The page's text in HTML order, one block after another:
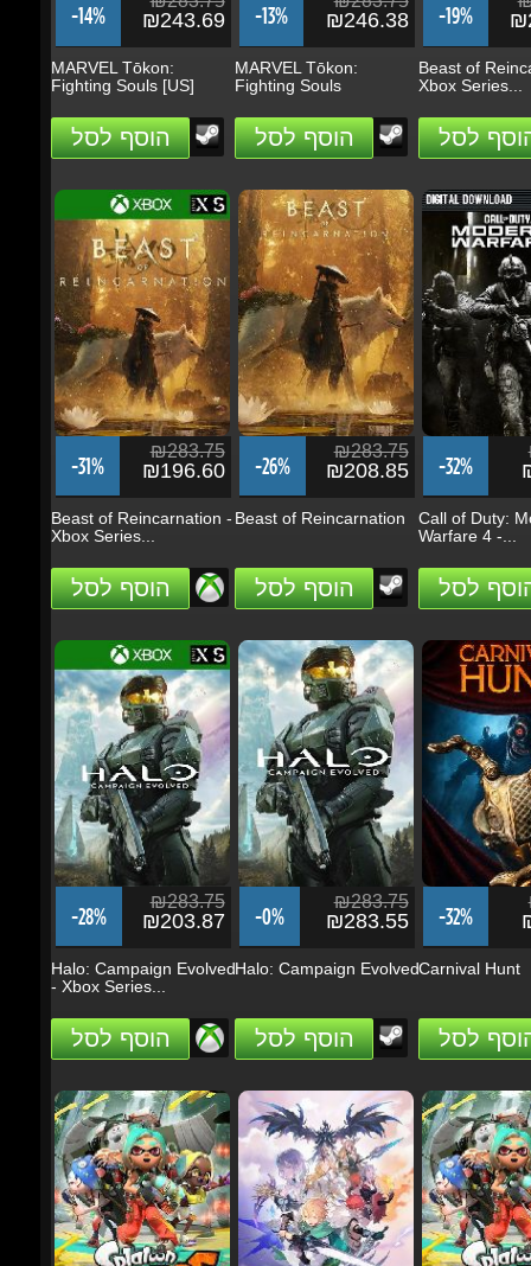
הוסף לסל הוסף לסל הוסף לסל
-31%
₪283.75
₪196.60
Beast of Reincarnation -
Xbox Series...
הוסף לסל
-26%
₪283.75
₪208.85
Beast of Reincarnation
הוסף לסל
-32%
Call of Duty:
Warfare 4 -...
הוסף לסל
-28%
₪283.75
₪203.87
Halo: Campaign Evolved
- Xbox Series...
הוסף לסל
-0%
₪283.75
₪283.55
Halo: Campaign Evolved
הוסף לסל
-32%
Carnival Hunt
הוסף לסל
-3%
₪236.46
₪228.77 -23%
₪141.83
₪109.28 -10%